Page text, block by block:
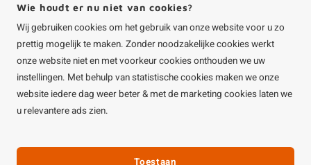
Wie houdt er nu niet van cookies?
Wij gebruiken cookies om het gebruik van onze website voor u zo
prettig mogelijk te maken. Zonder noodzakelijke cookies werkt
onze website niet en met voorkeur cookies onthouden we uw
instellingen. Met behulp van statistische cookies maken we onze
website iedere dag weer beter & met de marketing cookies laten we
u relevantere ads zien.
Toestaan